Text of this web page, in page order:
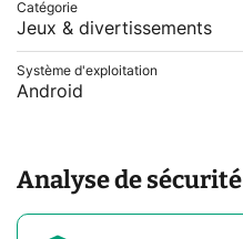
Catégorie
Jeux & divertissements
Système d'exploitation
Android
Analyse de sécurité